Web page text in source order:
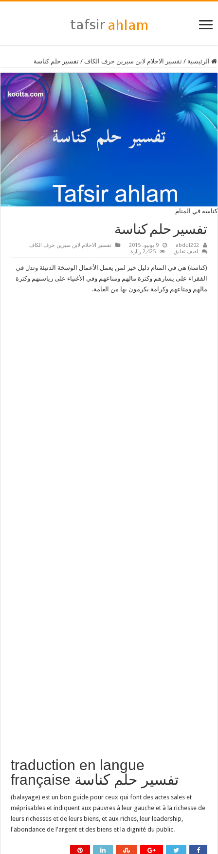
الرئيسية / تفسير الاحلام لابن سيرين حرف الكاف / تفسير حلم كناسة
كناسة في المنام
تفسير حلم كناسة
abdul202 9 يونيو، 2015
تفسير الاحلام لابن سيرين حرف الكاف
اضف تعليق
2,425 زيارة
(كناسة) هي في المنام دليل خير لمن يعمل الأعمال الوسخة الدنيئة وتدل في
الفقراء على يسارهم وكثرة مالهم ومتاعهم وفي الأغنياء على رياستهم وكثرة
مالهم ومتاعهم وكرامة يكرمون بها من العامة.
traduction en langue
française تفسير حلم كناسة
(balayage) est un bon guide pour ceux qui font des actes sales et
méprisables et indiquent aux pauvres à leur gauche et à la richesse de
leurs richesses et de leurs biens, et aux riches, leur leadership,
l'abondance de l'argent et des biens et la dignité du public.